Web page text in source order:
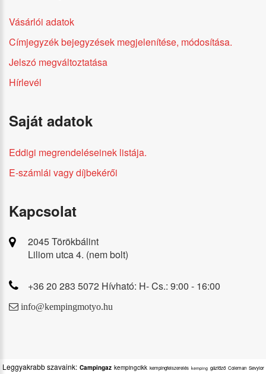
Vásárlói adatok
Címjegyzék bejegyzések megjelenítése, módosítása.
Jelszó megváltoztatása
Hírlevél
Saját adatok
Eddigi megrendeléseinek listája.
E-számlái vagy díjbekérői
Kapcsolat
2045 Törökbálint
Liliom utca 4. (nem bolt)
+36 20 283 5072 Hívható: H- Cs.: 9:00 - 16:00
info@kempingmotyo.hu
Leggyakrabb szavaink: Campingaz kempingcikk kempingfelszerelés kemping gázfőző Coleman Sevylor